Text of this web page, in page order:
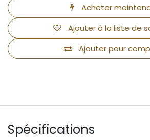
Acheter
Ajouter pour
Ajouter à la liste de
Spécifications